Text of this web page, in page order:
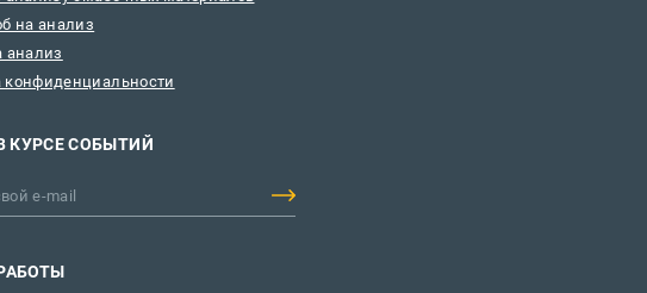
на анализ
анализ
конфиденциальности
КУРСЕ СОБЫТИЙ